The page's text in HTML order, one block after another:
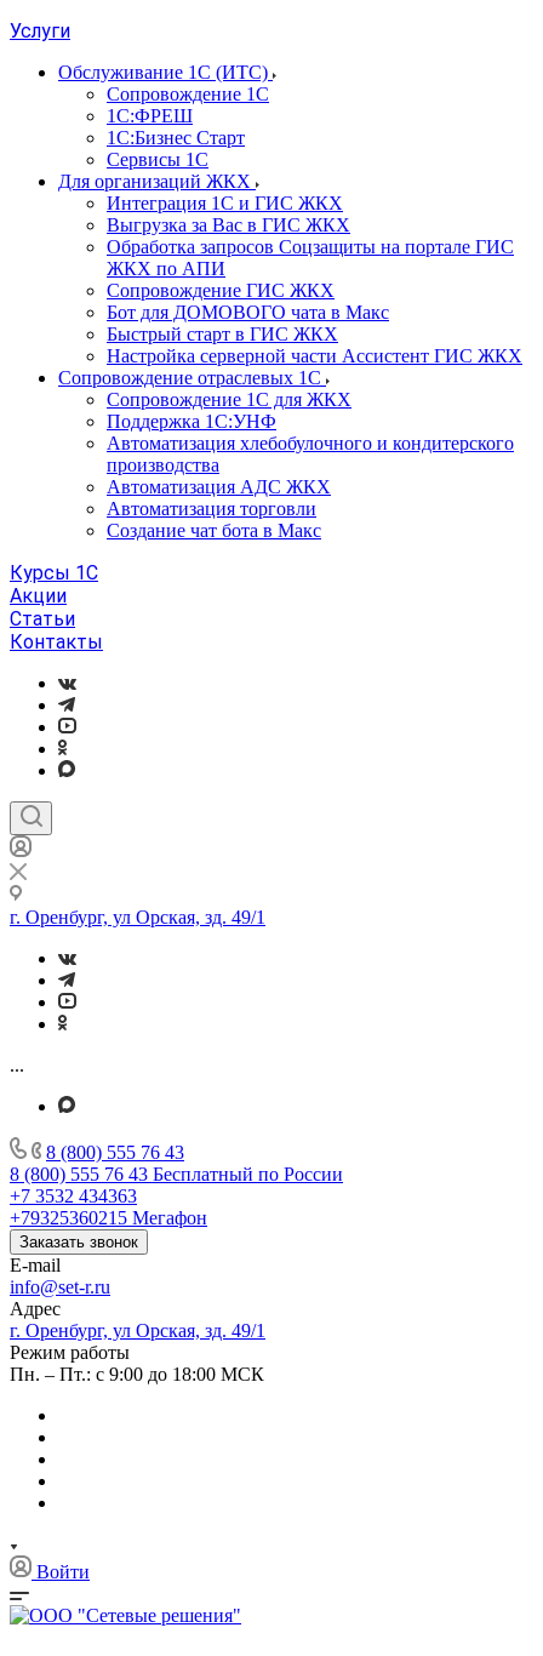
Услуги
Обслуживание 1С (ИТС)
Сопровождение 1С
1С:ФРЕШ
1С:Бизнес Старт
Сервисы 1С
Для организаций ЖКХ
Интеграция 1С и ГИС ЖКХ
Выгрузка за Вас в ГИС ЖКХ
Обработка запросов Соцзащиты на портале ГИС
ЖКХ по АПИ
Сопровождение ГИС ЖКХ
Бот для ДОМОВОГО чата в Макс
Быстрый старт в ГИС ЖКХ
Настройка серверной части Ассистент ГИС ЖКХ
Сопровождение отраслевых 1С
Сопровождение 1С для ЖКХ
Поддержка 1С:УНФ
Автоматизация хлебобулочного и кондитерского
производства
Автоматизация АДС ЖКХ
Автоматизация торговли
Создание чат бота в Макс
Курсы 1С
Акции
Статьи
Контакты
г. Оренбург, ул Орская, зд. 49/1
...
8 (800) 555 76 43
8 (800) 555 76 43 Бесплатный по России
+7 3532 434363
+79325360215 Мегафон
Заказать звонок
E-mail
info@set-r.ru
Адрес
г. Оренбург, ул Орская, зд. 49/1
Режим работы
Пн. – Пт.: с 9:00 до 18:00 МСК
Войти